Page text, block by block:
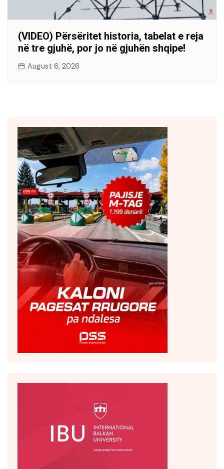
(VIDEO) Përsëritet historia, tabelat e reja
në tre gjuhë, por jo në gjuhën shqipe!
August 6, 2026